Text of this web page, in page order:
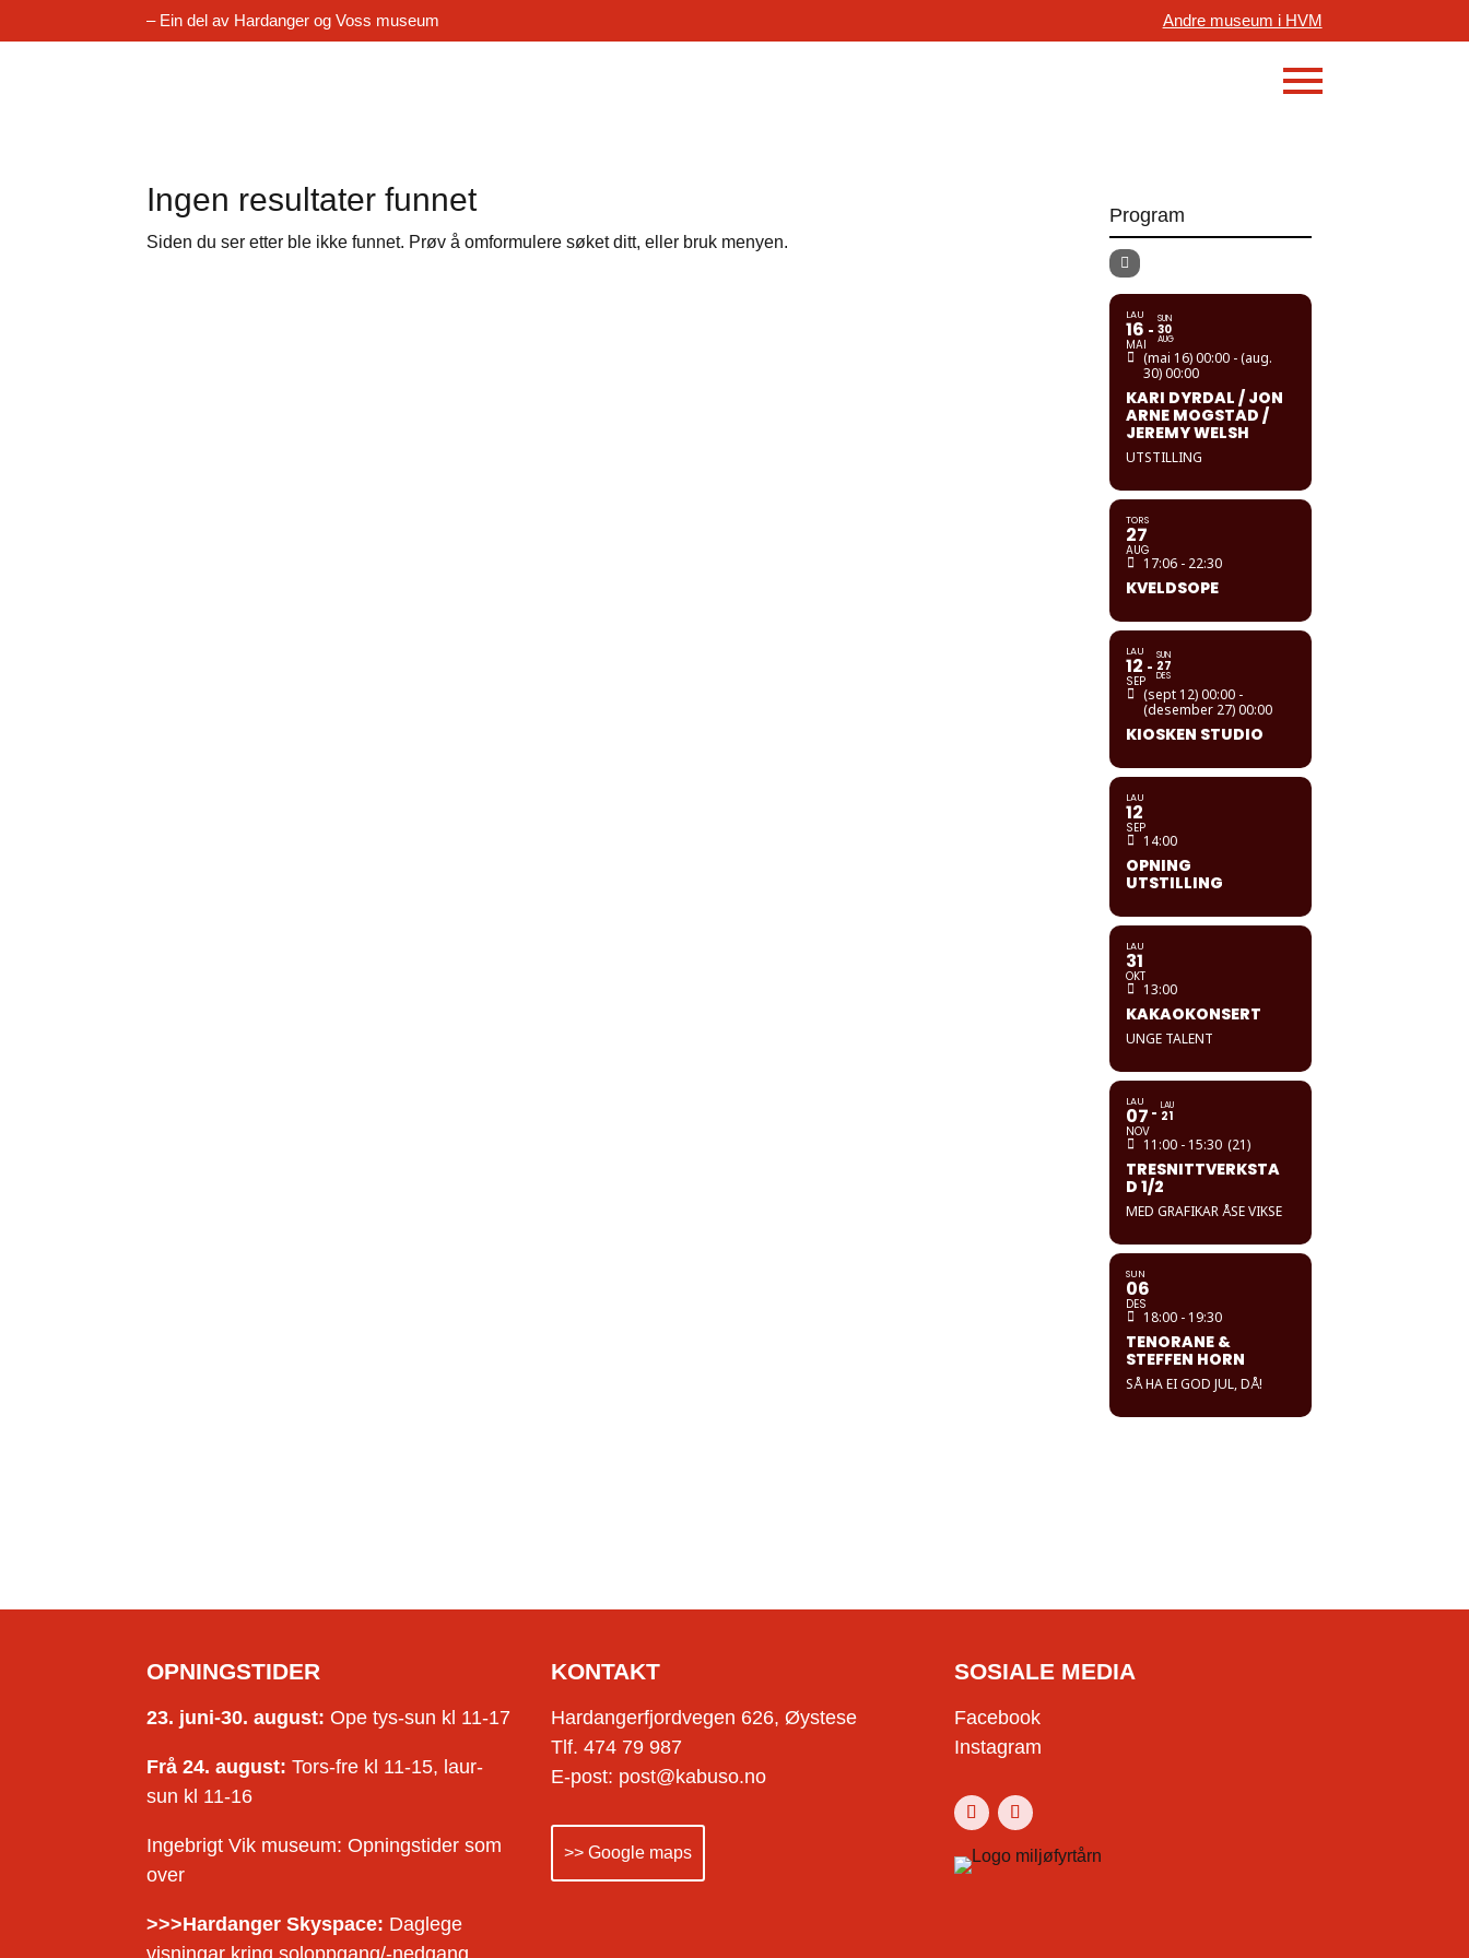
– Ein del av Hardanger og Voss museum Andre museum i HVM
Ingen resultater funnet
Siden du ser etter ble ikke funnet. Prøv å omformulere søket ditt, eller bruk menyen.
Program
LAU
16
MAI
SUN
30
AUG
(mai 16) 00:00 - (aug.
30) 00:00
KARI DYRDAL / JON
ARNE MOGSTAD /
JEREMY WELSH
UTSTILLING
TORS
27
AUG
17:06 - 22:30
KVELDSOPE
LAU
12
SEP
SUN
27
DES
(sept 12) 00:00 -
(desember 27) 00:00
KIOSKEN STUDIO
LAU
12
SEP
14:00
OPNING
UTSTILLING
LAU
31
OKT
13:00
KAKAOKONSERT
UNGE TALENT
LAU
07
NOV
LAU
21
11:00 - 15:30 (21)
TRESNITTVERKSTA
D 1/2
MED GRAFIKAR ÅSE VIKSE
SUN
06
DES
18:00 - 19:30
TENORANE &
STEFFEN HORN
SÅ HA EI GOD JUL, DÅ!
OPNINGSTIDER
23. juni-30. august: Ope tys-sun kl 11-17
Frå 24. august: Tors-fre kl 11-15, laur-
sun kl 11-16
Ingebrigt Vik museum: Opningstider som
over
>>>Hardanger Skyspace: Daglege
visningar kring soloppgang/-nedgang
KONTAKT
Hardangerfjordvegen 626, Øystese
Tlf. 474 79 987
E-post: post@kabuso.no
>> Google maps
SOSIALE MEDIA
Facebook
Instagram